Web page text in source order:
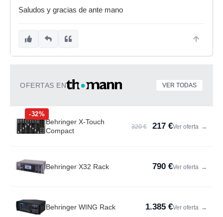
Saludos y gracias de ante mano
OFERTAS EN VER TODAS
-32%
Behringer X-Touch
Compact
320 € 217 €Ver oferta →
Behringer X32 Rack 790 €Ver oferta →
Behringer WING Rack 1.385 €Ver oferta →